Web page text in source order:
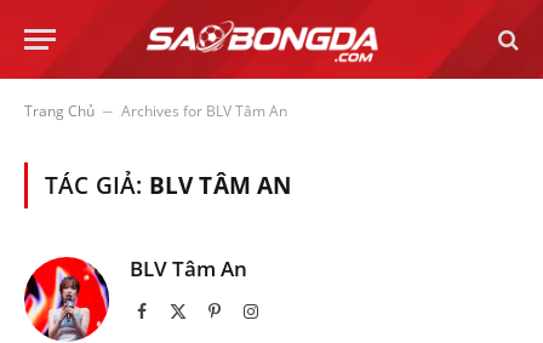
Trang Chủ – Archives for BLV Tâm An
TÁC GIẢ: BLV TÂM AN
BLV Tâm An
Facebook PinterestInstagram